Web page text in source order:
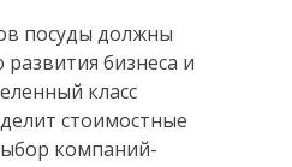
посуды должны
бизнеса и
класс
стоимостные
компаний-